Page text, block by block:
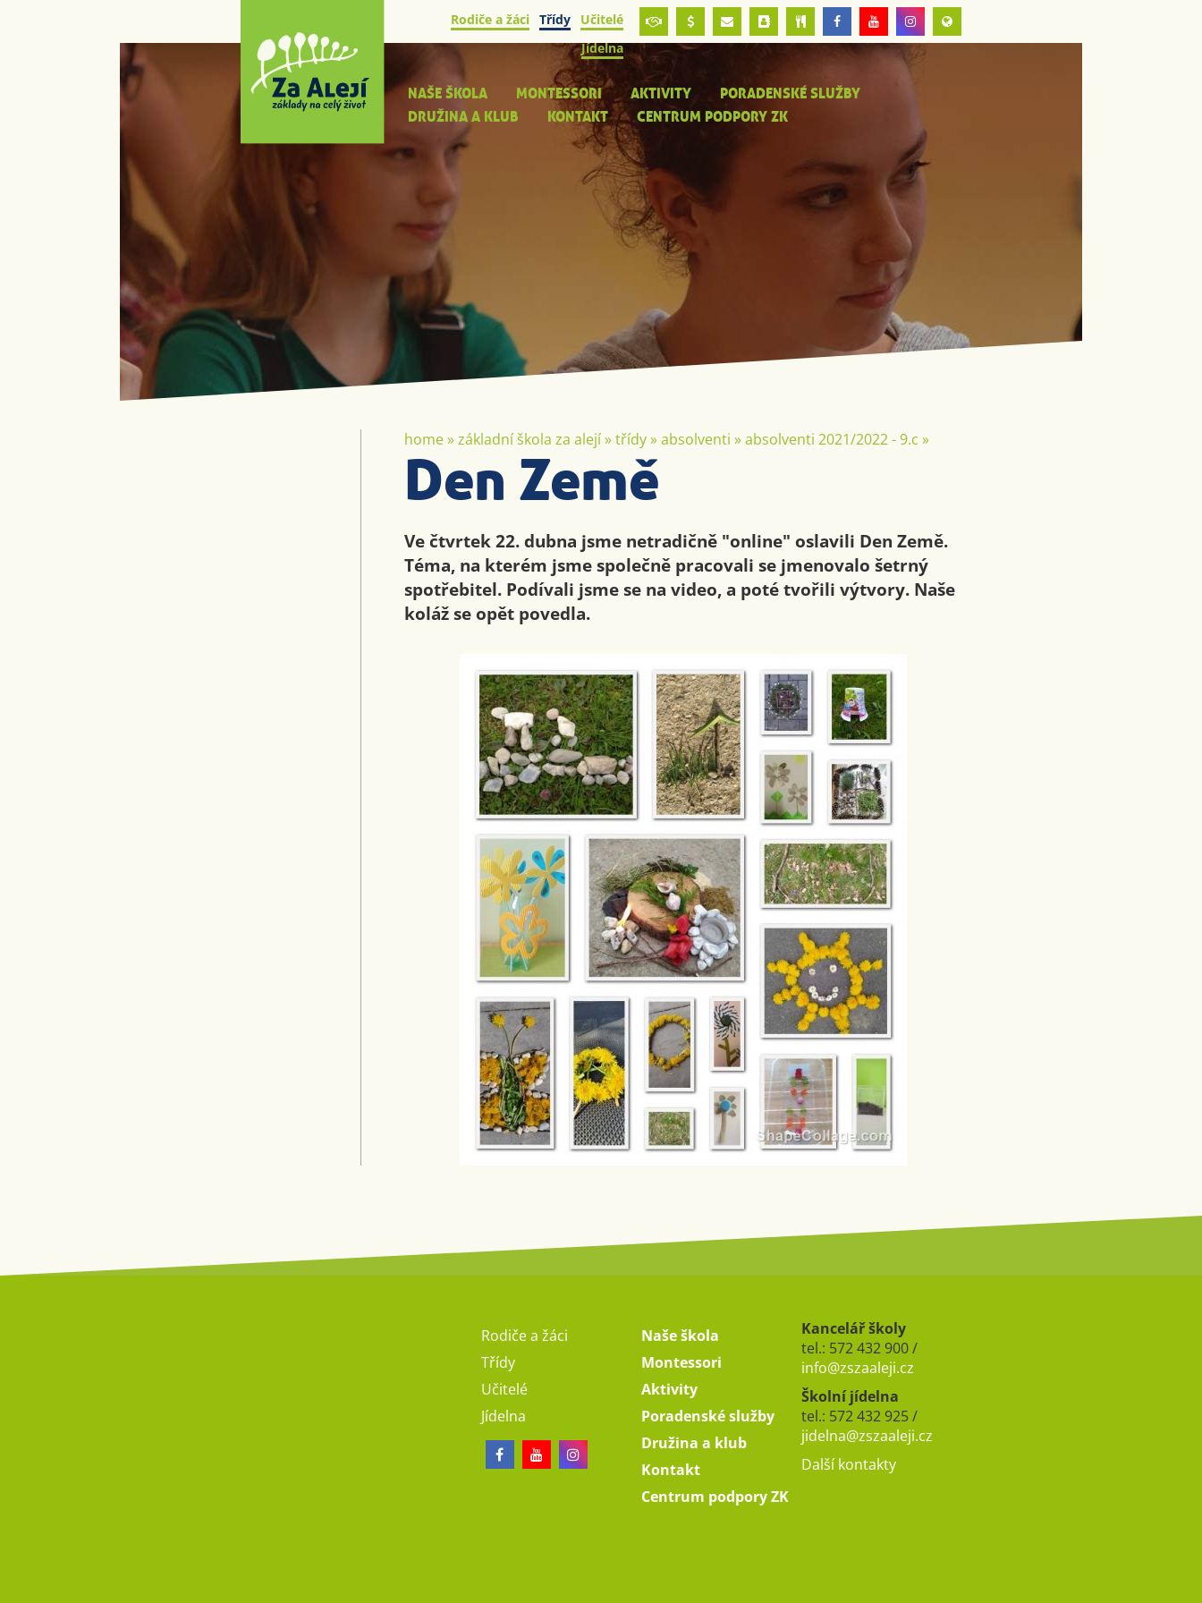
Rodiče a žáci Třídy
Učitelé
Jídelna
NAŠE ŠKOLA MONTESSORI AKTIVITY
PORADENSKÉ SLUŽBY
DRUŽINA A KLUB
KONTAKT CENTRUM PODPORY ZK
home»základní škola za alejí»třídy»absolventi »absolventi 2021/2022 - 9.c »
Den Země
Ve čtvrtek 22. dubna jsme netradičně "online" oslavili Den Země.
Téma, na kterém jsme společně pracovali se jmenovalo šetrný
spotřebitel. Podívali jsme se na video, a poté tvořili výtvory. Naše
koláž se opět povedla.
Rodiče a žáci
Třídy
Učitelé
Jídelna
Naše škola
Montessori
Aktivity
Poradenské služby
Družina a klub
Kontakt
Centrum podpory ZK
Kancelář školy
tel.: 572 432 900 /
info@zszaaleji.cz
Školní jídelna
tel.: 572 432 925 /
jidelna@zszaaleji.cz
Další kontakty